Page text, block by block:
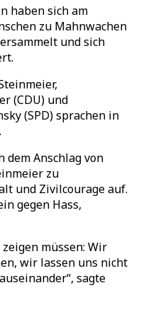
haben sich am
zu Mahnwachen
und sich
(CDU) und
(SPD) sprachen in
dem Anschlag von
zu
und Zivilcourage auf.
gegen Hass,
müssen: Wir
wir lassen uns nicht
sagte